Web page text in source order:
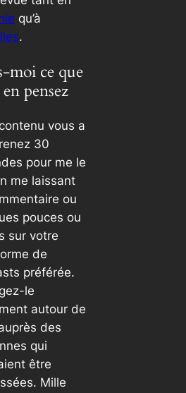
qu’à
.
moi ce que
pensez
vous a
30
pour me le
me laissant
ou
pouces ou
sur votre
de
préférée.
le
autour de
des
qui
être
Mille